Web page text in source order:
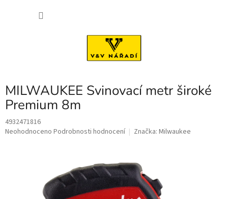
MILWAUKEE Svinovací metr široké
Premium 8m
4932471816
Průměrné
Neohodnoceno Podrobnosti hodnocení Značka: Milwaukee